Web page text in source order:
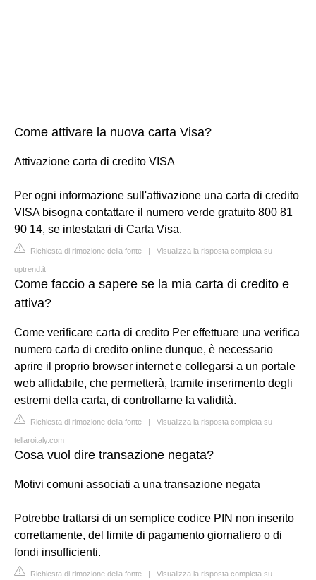
Come attivare la nuova carta Visa?
Attivazione carta di credito VISA
Per ogni informazione sull'attivazione una carta di credito
VISA bisogna contattare il numero verde gratuito 800 81
90 14, se intestatari di Carta Visa.
Richiesta di rimozione della fonte | Visualizza la risposta completa su
uptrend.it
Come faccio a sapere se la mia carta di credito e
attiva?
Come verificare carta di credito Per effettuare una verifica
numero carta di credito online dunque, è necessario
aprire il proprio browser internet e collegarsi a un portale
web affidabile, che permetterà, tramite inserimento degli
estremi della carta, di controllarne la validità.
Richiesta di rimozione della fonte | Visualizza la risposta completa su
tellaroitaly.com
Cosa vuol dire transazione negata?
Motivi comuni associati a una transazione negata
Potrebbe trattarsi di un semplice codice PIN non inserito
correttamente, del limite di pagamento giornaliero o di
fondi insufficienti.
Richiesta di rimozione della fonte | Visualizza la risposta completa su